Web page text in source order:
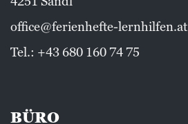
office@ferienhefte-lernhilfen.at
Tel.: +43 680 160 74 75
BÜRO